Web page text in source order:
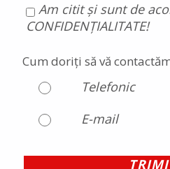
Am citit și sunt de
CONFIDENȚIALITATE!
Cum doriți să vă
Telefonic
E-mail